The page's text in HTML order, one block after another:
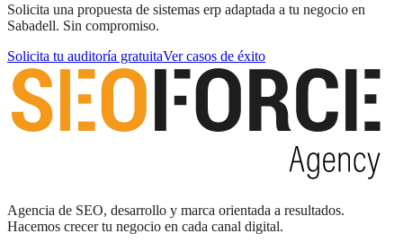
Solicita una propuesta de sistemas erp adaptada a tu negocio en
Sabadell. Sin compromiso.
Solicita tu auditoría gratuitaVer casos de éxito
Agencia de SEO, desarrollo y marca orientada a resultados.
Hacemos crecer tu negocio en cada canal digital.